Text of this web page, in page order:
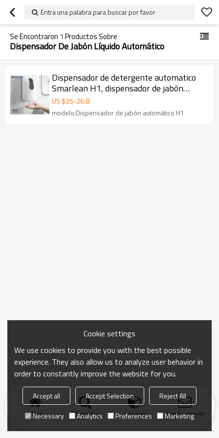
Entra una palabra para buscar por favor
Se Encontraron 1 Productos Sobre
Dispensador De Jabón Líquido Automático
Dispensador de detergente automatico
Smarlean H1, dispensador de jabón
líquido automático
US $25-26.8
modelo:Dispensador de jabón automático H1
Inicio búsqueda categoría Enviar consulta
Cookie settings
We use cookies to provide you with the best possible
experience. They also allow us to analyze user behavior in
order to constantly improve the website for you.
Accept all Accept Selection
Reject All
Necessary
Analytics Preferences Marketing